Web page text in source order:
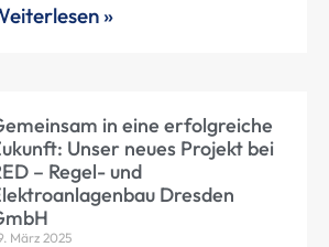
»
in eine erfolgreiche
Unser neues Projekt bei
– Regel- und
Dresden
März 2025